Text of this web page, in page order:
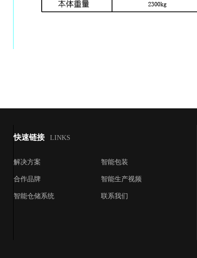
快速链接 LINKS
解决方案 智能包装
合作品牌 智能生产视频
智能仓储系统 联系我们